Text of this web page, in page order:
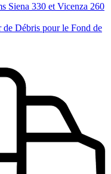
Siena 330 et Vicenza 260
Débris pour le Fond de